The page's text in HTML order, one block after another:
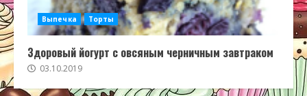
Выпечка Торты
Здоровый йогурт с овсяным черничным завтраком
03.10.2019